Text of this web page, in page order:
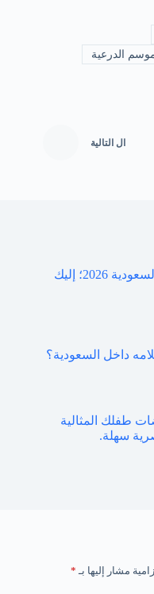
الدرعية
ال التالية
حقيقة إسلام المنتج سايروس باتيل في السعودية 2026؛ إليك
داخل السعودية؟
طفلك المثالية
سهلة.
مشار إليها بـ *